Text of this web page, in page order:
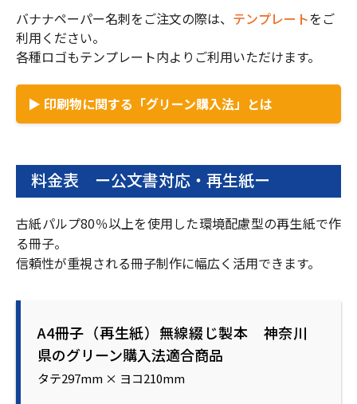
バナナペーパー名刺をご注文の際は、 テンプレートをご
利用ください。
各種ロゴもテンプレート内よりご利用いただけます。
▶ 印刷物に関する「グリーン購入法」とは
料金表 ー公文書対応・再生紙ー
古紙パルプ80％以上を使用した環境配慮型の再生紙で作
る冊子。
信頼性が重視される冊子制作に幅広く活用できます。
A4冊子（再生紙）無線綴じ製本 神奈川
県のグリーン購入法適合商品
タテ297mm × ヨコ210mm